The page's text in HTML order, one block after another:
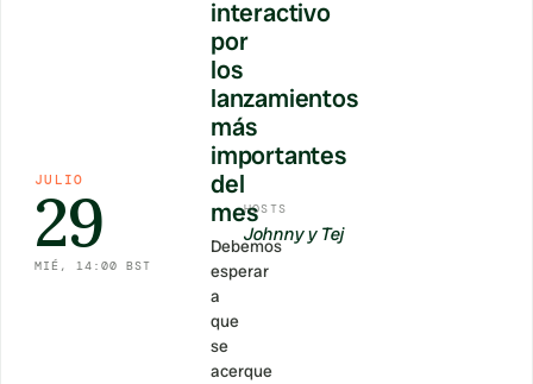
JULIO
29
MIÉ, 14:00 BST
interactivo
por
los
lanzamientos
más
importantes
del
mes
Debemos
esperar
a
que
se
acerque
HOSTS
Johnny y Tej